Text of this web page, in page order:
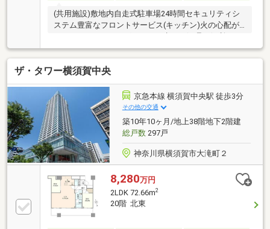
(共用施設)敷地内自走式駐車場24時間セキュリティシ
ステム豊富なフロントサービス(キッチン)火の心配が
ィスポーザ除菌ミスト食器洗い乾燥機浄水機一体型水
栓(浴室)1418サイズの広々とした保温浴槽雨の日に便
利な浴室換気暖房乾燥機(その他)多目的に使える土間
スぺース省エネ給湯システム エコキュートマルチ収
納など豊富な収納 等(リフォーム履歴)・ディスポー
ザー 2021年3月・エコキュート 2021年9月・食洗
機 2021年9月・浴室暖房乾燥機 2024年12月・レン
ジフード 2025年1月
ザ・タワー横須賀中央
京急本線 横須賀中央駅 徒歩3分
その他の交通
築10年10ヶ月/地上38階地下2階建
総戸数297戸
神奈川県横須賀市大滝町２
8,280万円
2LDK 72.66m2
20階 北東